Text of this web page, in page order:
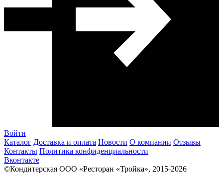
Войти
Каталог Доставка и оплата Новости О компании Отзывы
Контакты Политика конфиденциальности
Вконтакте
©Кондитерская ООО «Ресторан «Тройка», 2015-2026